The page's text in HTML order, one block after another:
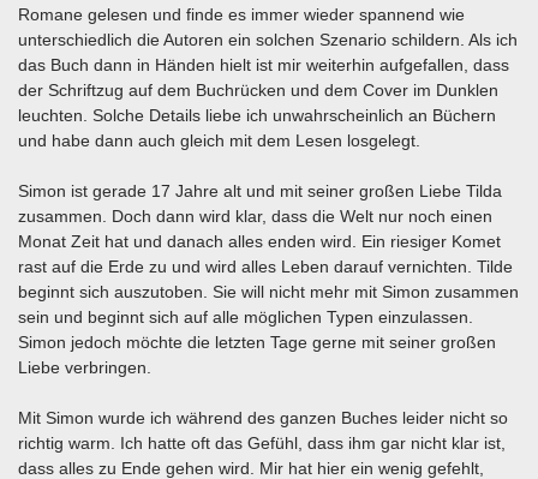
Romane gelesen und finde es immer wieder spannend wie
unterschiedlich die Autoren ein solchen Szenario schildern. Als ich
das Buch dann in Händen hielt ist mir weiterhin aufgefallen, dass
der Schriftzug auf dem Buchrücken und dem Cover im Dunklen
leuchten. Solche Details liebe ich unwahrscheinlich an Büchern
und habe dann auch gleich mit dem Lesen losgelegt.
Simon ist gerade 17 Jahre alt und mit seiner großen Liebe Tilda
zusammen. Doch dann wird klar, dass die Welt nur noch einen
Monat Zeit hat und danach alles enden wird. Ein riesiger Komet
rast auf die Erde zu und wird alles Leben darauf vernichten. Tilde
beginnt sich auszutoben. Sie will nicht mehr mit Simon zusammen
sein und beginnt sich auf alle möglichen Typen einzulassen.
Simon jedoch möchte die letzten Tage gerne mit seiner großen
Liebe verbringen.
Mit Simon wurde ich während des ganzen Buches leider nicht so
richtig warm. Ich hatte oft das Gefühl, dass ihm gar nicht klar ist,
dass alles zu Ende gehen wird. Mir hat hier ein wenig gefehlt,